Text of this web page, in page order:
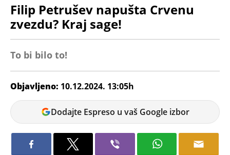
Filip Petrušev napušta Crvenu
zvezdu? Kraj sage!
To bi bilo to!
Objavljeno: 10.12.2024. 13:05h
Dušan
Tufegdžić Dodajte Espreso u vaš Google izbor